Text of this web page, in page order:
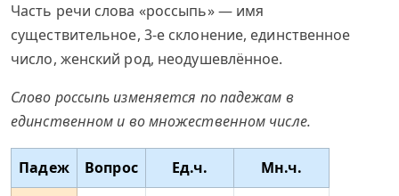
Часть речи слова «россыпь» — имя
существительное, 3-е склонение, единственное
число, женский род, неодушевлённое.
Слово россыпь изменяется по падежам в
единственном и во множественном числе.
Падеж Вопрос Ед.ч.
Мн.ч.